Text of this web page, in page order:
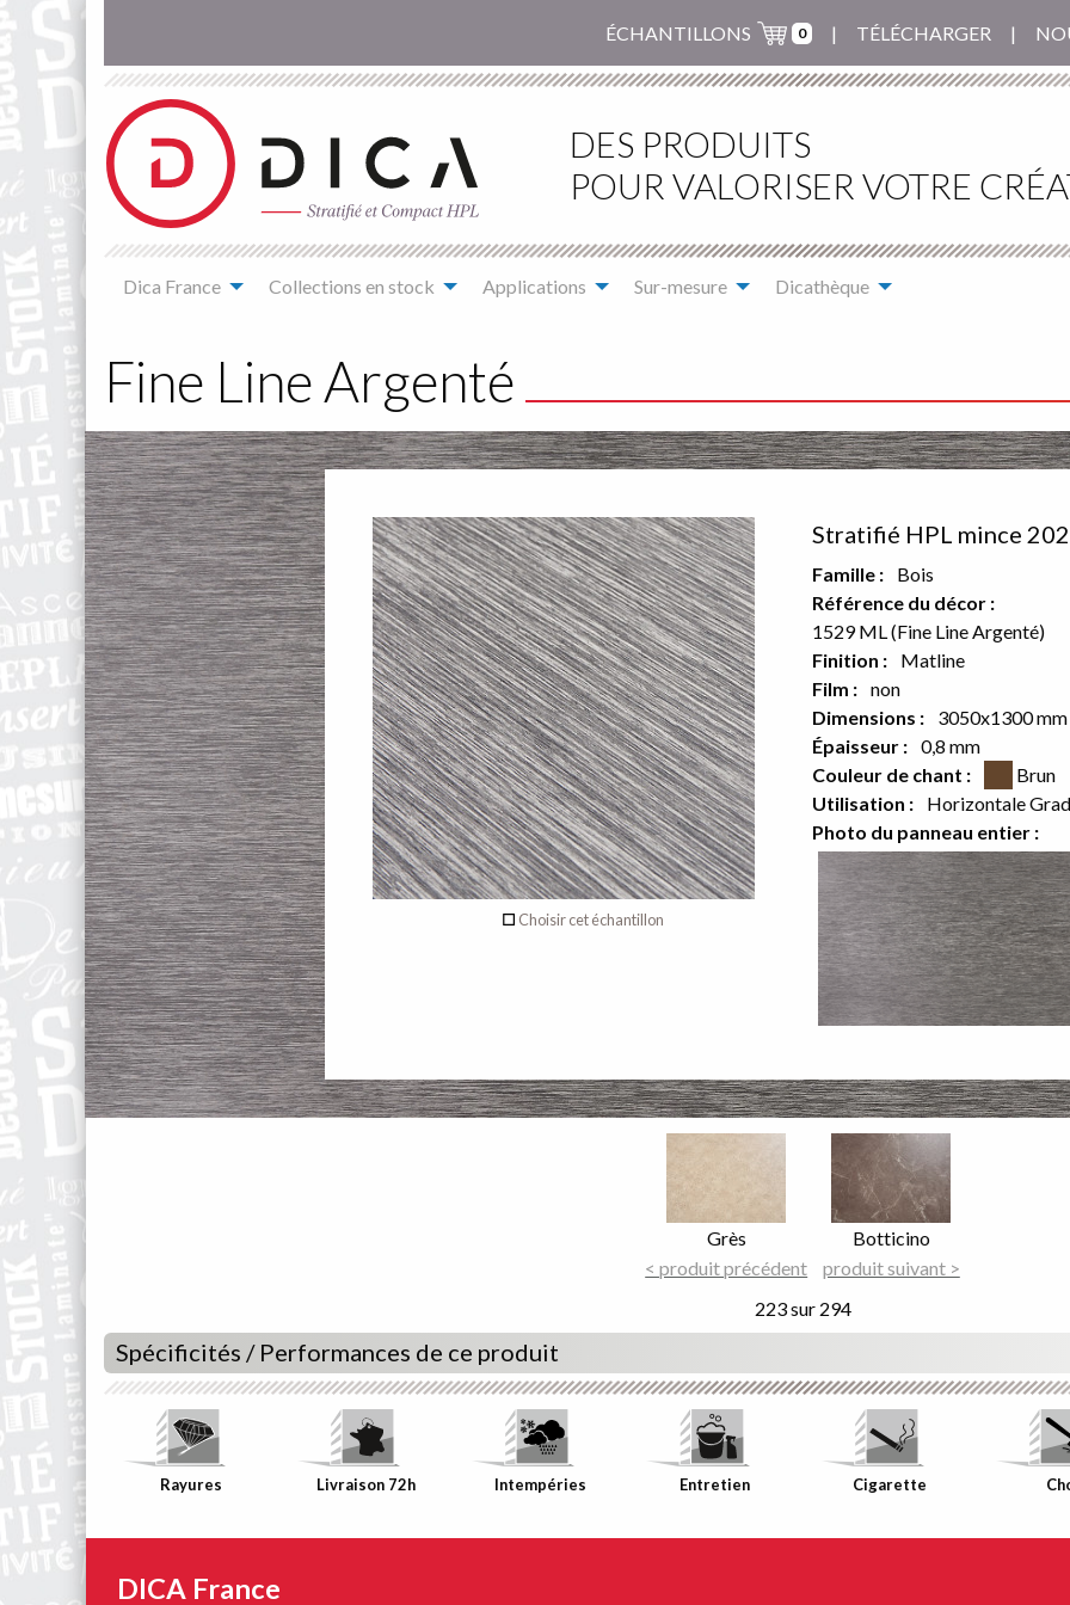
ÉCHANTILLONS 0 TÉLÉCHARGER
DES PRODUITS
POUR VALORISER VOTRE
Main
Dica France Collections en stock Applications Sur-mesure Dicathèque
are
hereFine Line Argenté
Décor
recto
Aucun décor sur le verso
de ce produit
Verso
Choisir cet échantillon
Stratifié HPL mince
Famille :
Bois
Référence du décor :
1529 ML (Fine Line Argenté)
Finition :
Matline
Film : non
Dimensions :
3050x1300 mm
Épaisseur : 0,8 mm
Couleur de chant :
Couleur CSS
Brun
Utilisation :
Horizontale
Photo du panneau entier :
Focus
du
Grès
< produit précédent
Focus
Nom
du
décor
Botticino
produit suivant >
223 sur 294
Spécificités / Performances de ce produit
Rayures Livraison 72h Intempéries Entretien Cigarette
DICA France